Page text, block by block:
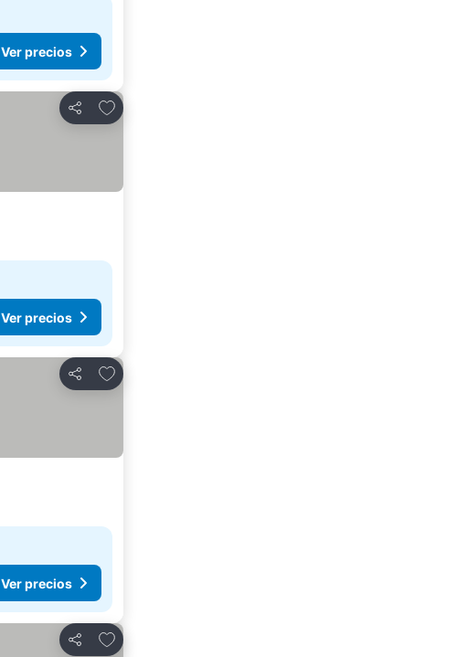
Ver precios
Compartir
Agregar a favoritos
Ver precios
Compartir
Agregar a favoritos
Ver precios
Compartir
Agregar a favoritos